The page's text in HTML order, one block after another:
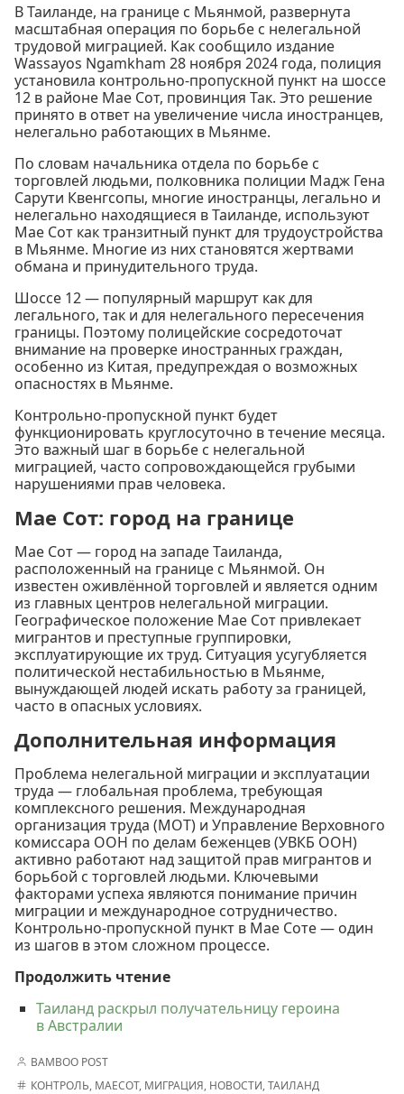
В Таиланде, на границе с Мьянмой, развернута
масштабная операция по борьбе с нелегальной
трудовой миграцией. Как сообщило издание
Wassayos Ngamkham 28 ноября 2024 года, полиция
установила контрольно-пропускной пункт на шоссе
12 в районе Мае Сот, провинция Так. Это решение
принято в ответ на увеличение числа иностранцев,
нелегально работающих в Мьянме.
По словам начальника отдела по борьбе с
торговлей людьми, полковника полиции Мадж Гена
Сарути Квенгсопы, многие иностранцы, легально и
нелегально находящиеся в Таиланде, используют
Мае Сот как транзитный пункт для трудоустройства
в Мьянме. Многие из них становятся жертвами
обмана и принудительного труда.
Шоссе 12 — популярный маршрут как для
легального, так и для нелегального пересечения
границы. Поэтому полицейские сосредоточат
внимание на проверке иностранных граждан,
особенно из Китая, предупреждая о возможных
опасностях в Мьянме.
Контрольно-пропускной пункт будет
функционировать круглосуточно в течение месяца.
Это важный шаг в борьбе с нелегальной
миграцией, часто сопровождающейся грубыми
нарушениями прав человека.
Мае Сот: город на границе
Мае Сот — город на западе Таиланда,
расположенный на границе с Мьянмой. Он
известен оживлённой торговлей и является одним
из главных центров нелегальной миграции.
Географическое положение Мае Сот привлекает
мигрантов и преступные группировки,
эксплуатирующие их труд. Ситуация усугубляется
политической нестабильностью в Мьянме,
вынуждающей людей искать работу за границей,
часто в опасных условиях.
Дополнительная информация
Проблема нелегальной миграции и эксплуатации
труда — глобальная проблема, требующая
комплексного решения. Международная
организация труда (МОТ) и Управление Верховного
комиссара ООН по делам беженцев (УВКБ ООН)
активно работают над защитой прав мигрантов и
борьбой с торговлей людьми. Ключевыми
факторами успеха являются понимание причин
миграции и международное сотрудничество.
Контрольно-пропускной пункт в Мае Соте — один
из шагов в этом сложном процессе.
Продолжить чтение
Таиланд раскрыл получательницу героина
в Австралии
BAMBOO POST
КОНТРОЛЬ, МАЕСОТ, МИГРАЦИЯ, НОВОСТИ,ТАИЛАНД